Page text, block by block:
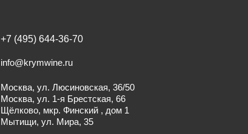
+7 (495) 644-36-70
info@krymwine.ru
Москва, ул. Люсиновская, 36/50
Москва, ул. 1-я Брестская, 66
Щёлково, мкр. Финский , дом 1
Мытищи, ул. Мира, 35